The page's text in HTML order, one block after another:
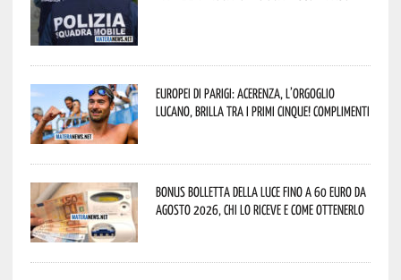
Europei di Parigi: Acerenza, l’orgoglio
lucano, brilla tra i primi cinque! Complimenti
Bonus bolletta della luce fino a 60 euro da
agosto 2026, chi lo riceve e come ottenerlo